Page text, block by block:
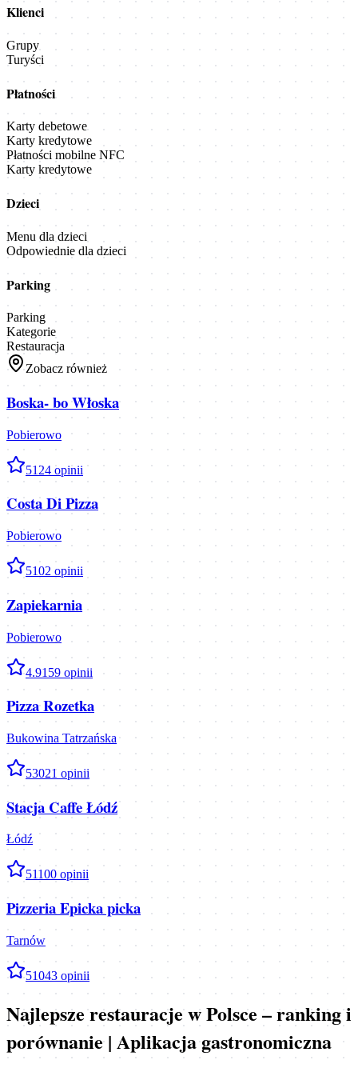
Klienci
Grupy
Turyści
Płatności
Karty debetowe
Karty kredytowe
Płatności mobilne NFC
Karty kredytowe
Dzieci
Menu dla dzieci
Odpowiednie dla dzieci
Parking
Parking
Kategorie
Restauracja
Zobacz również
Boska- bo Włoska
Pobierowo
5124 opinii
Costa Di Pizza
Pobierowo
5102 opinii
Zapiekarnia
Pobierowo
4.9159 opinii
Pizza Rozetka
Bukowina Tatrzańska
53021 opinii
Stacja Caffe Łódź
Łódź
51100 opinii
Pizzeria Epicka picka
Tarnów
51043 opinii
Najlepsze restauracje w Polsce – ranking i
porównanie | Aplikacja gastronomiczna